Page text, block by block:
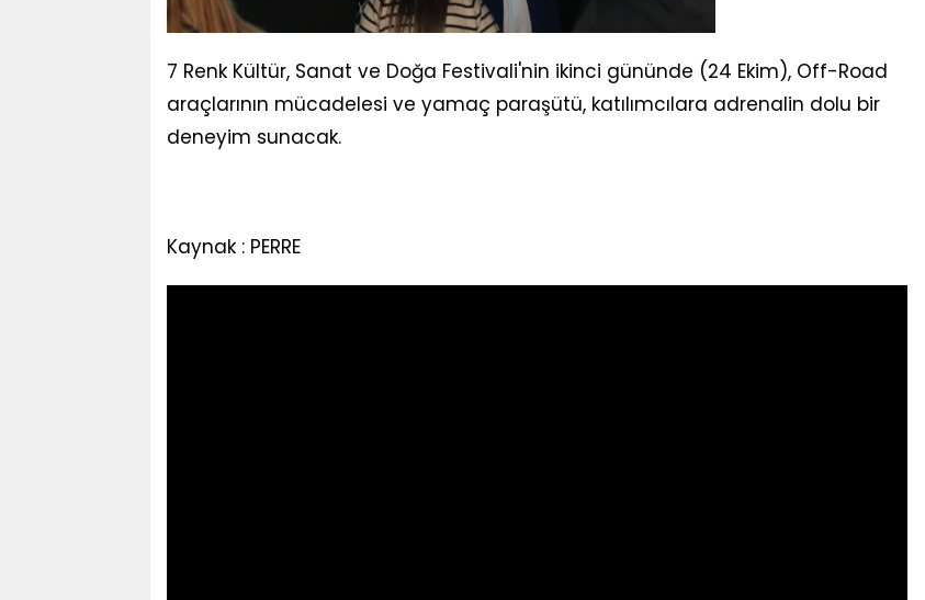
7 Renk Kültür, Sanat ve Doğa Festivali'nin ikinci gününde (24 Ekim), Off-Road
araçlarının mücadelesi ve yamaç paraşütü, katılımcılara adrenalin dolu bir
deneyim sunacak.
Kaynak : PERRE